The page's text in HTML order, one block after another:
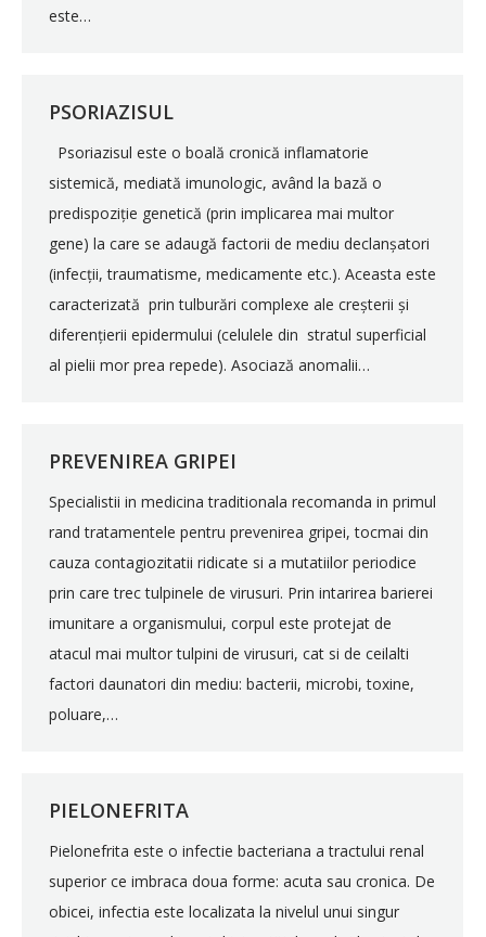
este…
PSORIAZISUL
Psoriazisul este o boală cronică inflamatorie
sistemică, mediată imunologic, având la bază o
predispoziție genetică (prin implicarea mai multor
gene) la care se adaugă factorii de mediu declanșatori
(infecții, traumatisme, medicamente etc.). Aceasta este
caracterizată prin tulburări complexe ale creșterii și
diferențierii epidermului (celulele din stratul superficial
al pielii mor prea repede). Asociază anomalii…
PREVENIREA GRIPEI
Specialistii in medicina traditionala recomanda in primul
rand tratamentele pentru prevenirea gripei, tocmai din
cauza contagiozitatii ridicate si a mutatiilor periodice
prin care trec tulpinele de virusuri. Prin intarirea barierei
imunitare a organismului, corpul este protejat de
atacul mai multor tulpini de virusuri, cat si de ceilalti
factori daunatori din mediu: bacterii, microbi, toxine,
poluare,…
PIELONEFRITA
Pielonefrita este o infectie bacteriana a tractului renal
superior ce imbraca doua forme: acuta sau cronica. De
obicei, infectia este localizata la nivelul unui singur